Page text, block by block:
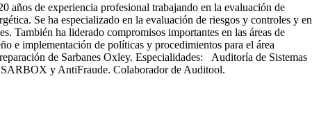
años de experiencia profesional trabajando en la evaluación de
Se ha especializado en la evaluación de riesgos y controles y en
También ha liderado compromisos importantes en las áreas de
e implementación de políticas y procedimientos para el área
de Sarbanes Oxley. Especialidades: Auditoría de Sistemas
y AntiFraude. Colaborador de Auditool.